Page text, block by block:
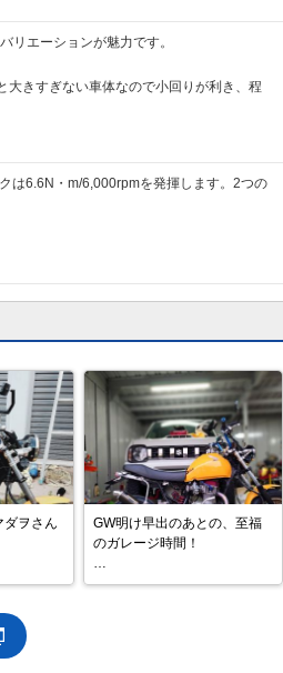
リエーションが魅力です。
きすぎない車体なので小回りが利き、程
は6.6N・m/6,000rpmを発揮します。2つの
ダヲさん
事から
うにガ
。
GW明け早出のあとの、至福
のガレージ時間！
​GW明け早々、2時間の早出出